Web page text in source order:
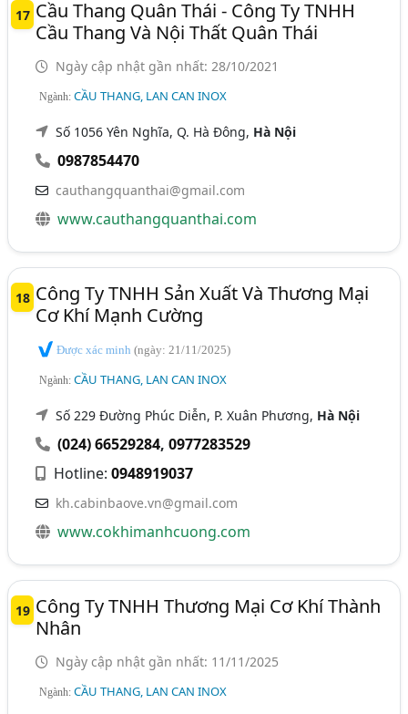
17 Cầu Thang Quân Thái - Công Ty TNHH
Cầu Thang Và Nội Thất Quân Thái
Ngày cập nhật gần nhất: 28/10/2021
Ngành:CẦU THANG, LAN CAN INOX
Số 1056 Yên Nghĩa, Q. Hà Đông, Hà Nội
0987854470
cauthangquanthai@gmail.com
www.cauthangquanthai.com
18 Công Ty TNHH Sản Xuất Và Thương Mại
Cơ Khí Mạnh Cường
Được xác minh(ngày: 21/11/2025)
Ngành:CẦU THANG, LAN CAN INOX
Số 229 Đường Phúc Diễn, P. Xuân Phương, Hà Nội
(024) 66529284,0977283529
Hotline:0948919037
kh.cabinbaove.vn@gmail.com
www.cokhimanhcuong.com
19 Công Ty TNHH Thương Mại Cơ Khí Thành
Nhân
Ngày cập nhật gần nhất: 11/11/2025
Ngành:CẦU THANG, LAN CAN INOX